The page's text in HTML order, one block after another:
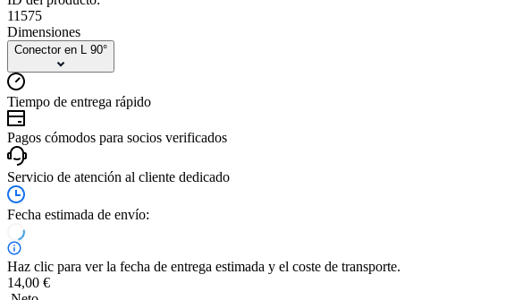
11575
Dimensiones
Conector en L 90°
Tiempo de entrega rápido
Pagos cómodos para socios verificados
Servicio de atención al cliente dedicado
Fecha estimada de envío:
Haz clic para ver la fecha de entrega estimada y el coste de transporte.
14,00 €